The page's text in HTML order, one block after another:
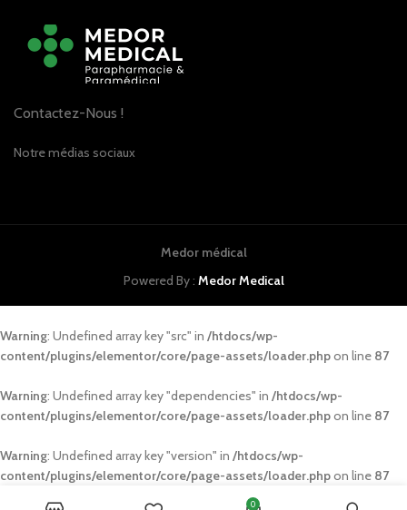
Contactez-Nous !
Notre médias sociaux
Medor médical
Powered By : Medor Medical
0
Warning: Undefined array key "src" in /htdocs/wp-
content/plugins/elementor/core/page-assets/loader.phpon line 87
Warning: Undefined array key "dependencies" in /htdocs/wp-
content/plugins/elementor/core/page-assets/loader.phpon line 87
Warning: Undefined array key "version" in /htdocs/wp-
content/plugins/elementor/core/page-assets/loader.phpon line 87